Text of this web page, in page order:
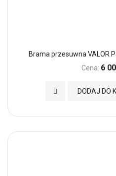
Brama przesuwna VALOR
Cena: 6
DODAJ DO
Dodaj do Ulubionych